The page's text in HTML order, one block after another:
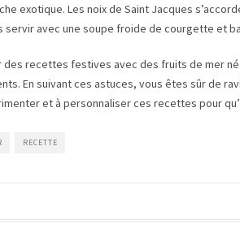
exotique. Les noix de Saint Jacques
servir avec une soupe froide de courgette et
des recettes festives avec des fruits de mer
En suivant ces astuces, vous êtes sûr de
et à personnaliser ces recettes pour
RECETTE